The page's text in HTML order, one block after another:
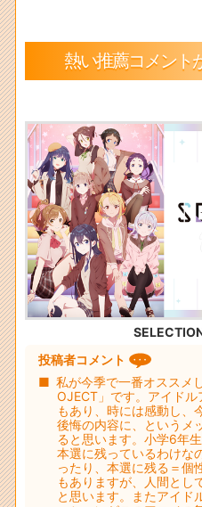
熱い推薦コメント
投稿者コメント
私が今季で一番オススメ
OJECT」です。アイド
もあり、時には感動し、
後悔の内容に、というメ
ると思います。小学6年
本選に残っているわけな
ったり、本選に残る＝個
もありますが、人間とし
と思います。またアイド